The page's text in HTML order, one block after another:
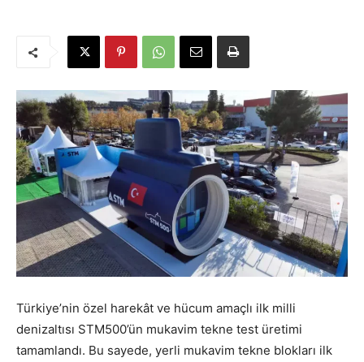
Türkiye’nin özel harekât ve hücum amaçlı ilk milli
denizaltısı STM500’ün mukavim tekne test üretimi
tamamlandı. Bu sayede, yerli mukavim tekne blokları ilk